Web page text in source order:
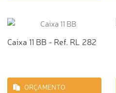
Caixa 11 BB - Ref. RL 282
ORÇAMENTO